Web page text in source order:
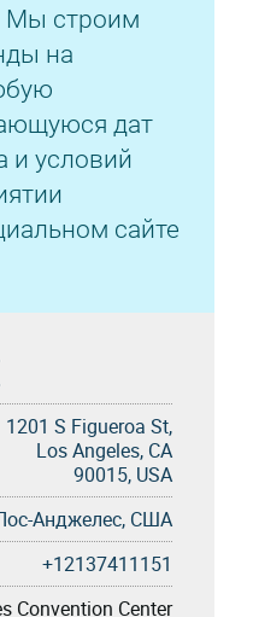
Мы строим
на
дат
и условий
сайте
1201 S Figueroa St,
Los Angeles, CA
90015, USA
Анджелес, США
+12137411151
Convention Center